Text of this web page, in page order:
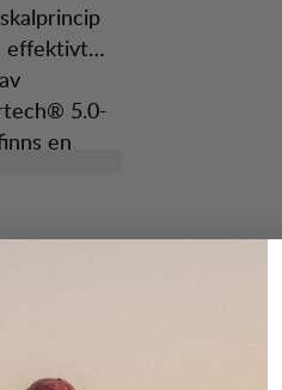
effektivt
5.0-
en
är